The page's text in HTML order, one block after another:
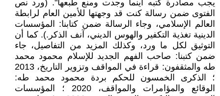
يجب مصادرة كتبه أينما وجدت ومنع طبعها". (ورد نص
الفتوى ضمن رسالة كنت قد وجهتها للأمين العام لرابطة
العالم الإسلامي، وجاء الرسالة ضمن كتابنا: المؤسسات
الدينية تغذية التكفير والهوس الديني، آنف الذكر.). كما أن
التوثيق لكل ما ورد، وكذلك المزيد من التفاصيل، جاء
ضمن كتبنا: صاحب الفهم الجديد للإسلام محمود محمد
طه والمثقفون: قراءة في المواقف وتزوير التاريخ، 2013
؛ الذكرى الخمسون للحكم بردة محمود محمد طه:
الوقائع والمؤامرات والمواقف، 2020 ؛ المؤسسات